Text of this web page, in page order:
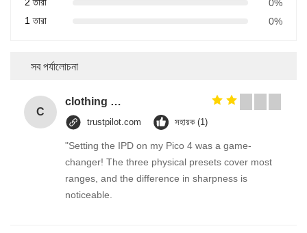
0%
1 তারা
0%
সব পর্যালোচনা
C
clothing security checkpoint eas hard tag/clothing security tags/ pencil alarm hard tag
trustpilot.com সহায়ক (1)
"Setting the IPD on my Pico 4 was a game-
changer! The three physical presets cover most
ranges, and the difference in sharpness is
noticeable.